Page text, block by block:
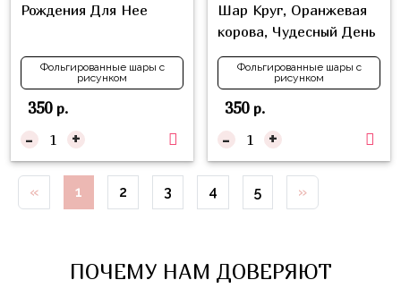
Рождения Для Нее
Фольгированные шары с
рисунком
350р.
- +
Шар Круг, Оранжевая
корова, Чудесный День
Фольгированные шары с
рисунком
350р.
- +
« 1 2 3 4 5 »
ПОЧЕМУ НАМ ДОВЕРЯЮТ
Животные
Морская
Звёздные
Войны
Уэнсдэй
Трансформеры